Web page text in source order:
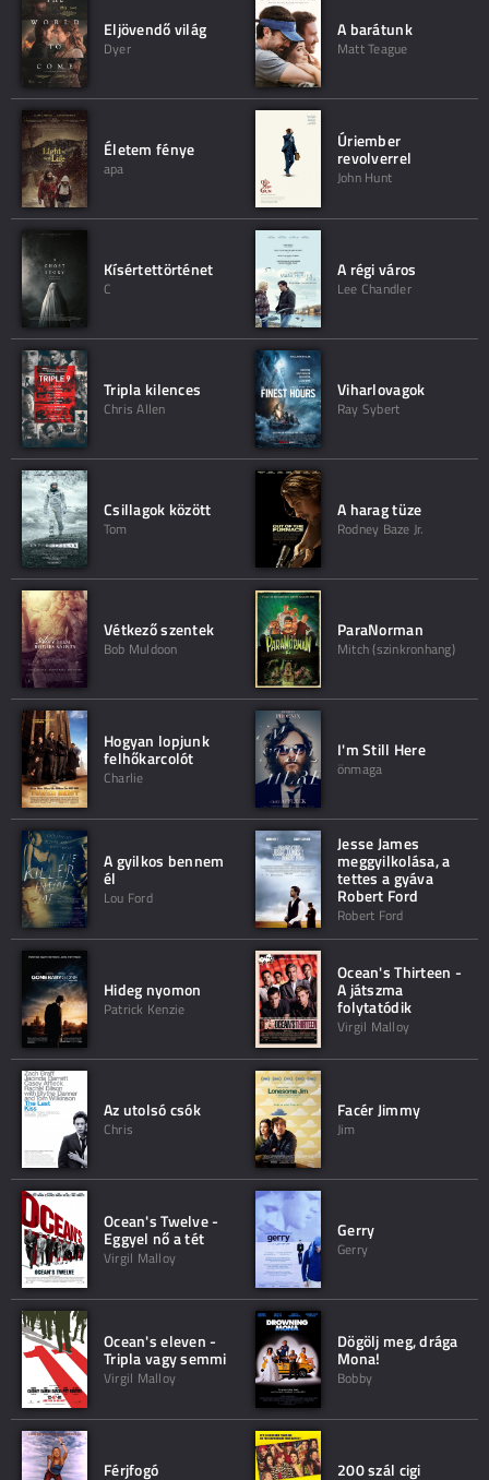
Eljövendő világ
Dyer
A barátunk
Matt Teague
Életem fénye
apa
Úriember
revolverrel
John Hunt
Kísértettörténet
C
A régi város
Lee Chandler
Tripla kilences
Chris Allen
Viharlovagok
Ray Sybert
Csillagok között
Tom
A harag tüze
Rodney Baze Jr.
Vétkező szentek
Bob Muldoon
ParaNorman
Mitch (szinkronhang)
Hogyan lopjunk
felhőkarcolót
Charlie
I'm Still Here
önmaga
A gyilkos bennem
él
Lou Ford
Jesse James
meggyilkolása, a
tettes a gyáva
Robert Ford
Robert Ford
Hideg nyomon
Patrick Kenzie
Ocean's Thirteen -
A játszma
folytatódik
Virgil Malloy
Az utolsó csók
Chris
Facér Jimmy
Jim
Ocean's Twelve -
Eggyel nő a tét
Virgil Malloy
Gerry
Gerry
Ocean's eleven -
Tripla vagy semmi
Virgil Malloy
Dögölj meg, drága
Mona!
Bobby
Férjfogó 200 szál cigi